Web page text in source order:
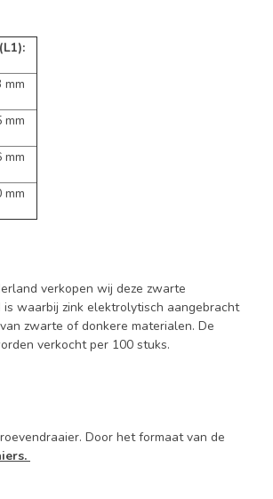
mm
mm
mm
mm
verkopen wij deze zwarte
waarbij zink elektrolytisch aangebracht
zwarte of donkere materialen. De
verkocht per 100 stuks.
Door het formaat van de